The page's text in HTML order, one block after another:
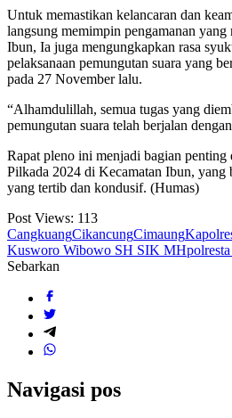
Untuk memastikan kelancaran dan
langsung memimpin pengamanan
Ibun, Ia juga mengungkapkan rasa
pelaksanaan pemungutan suara yang
pada 27 November lalu.
“Alhamdulillah, semua tugas yang
pemungutan suara telah berjalan
Rapat pleno ini menjadi bagian penting
Pilkada 2024 di Kecamatan Ibun, yang
yang tertib dan kondusif. (Humas)
Post Views: 113
CangkuangCikancungCimaung
Kusworo Wibowo SH SIK MH
Sebarkan
Navigasi pos